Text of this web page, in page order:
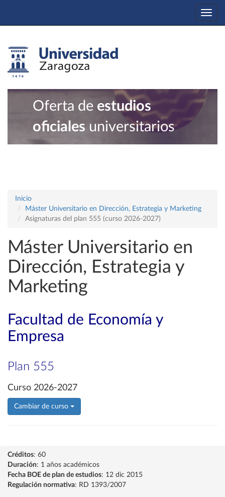
Oferta de estudios
oficiales universitarios
Inicio
Máster Universitario en Dirección, Estrategia y Marketing
Asignaturas del plan 555 (curso 2026-2027)
Máster Universitario en
Dirección, Estrategia y
Marketing
Facultad de Economía y
Empresa
Plan 555
Curso 2026-2027
Cambiar de curso
Créditos: 60
Duración: 1 años académicos
Fecha BOE de plan de estudios: 12 dic 2015
Regulación normativa: RD 1393/2007